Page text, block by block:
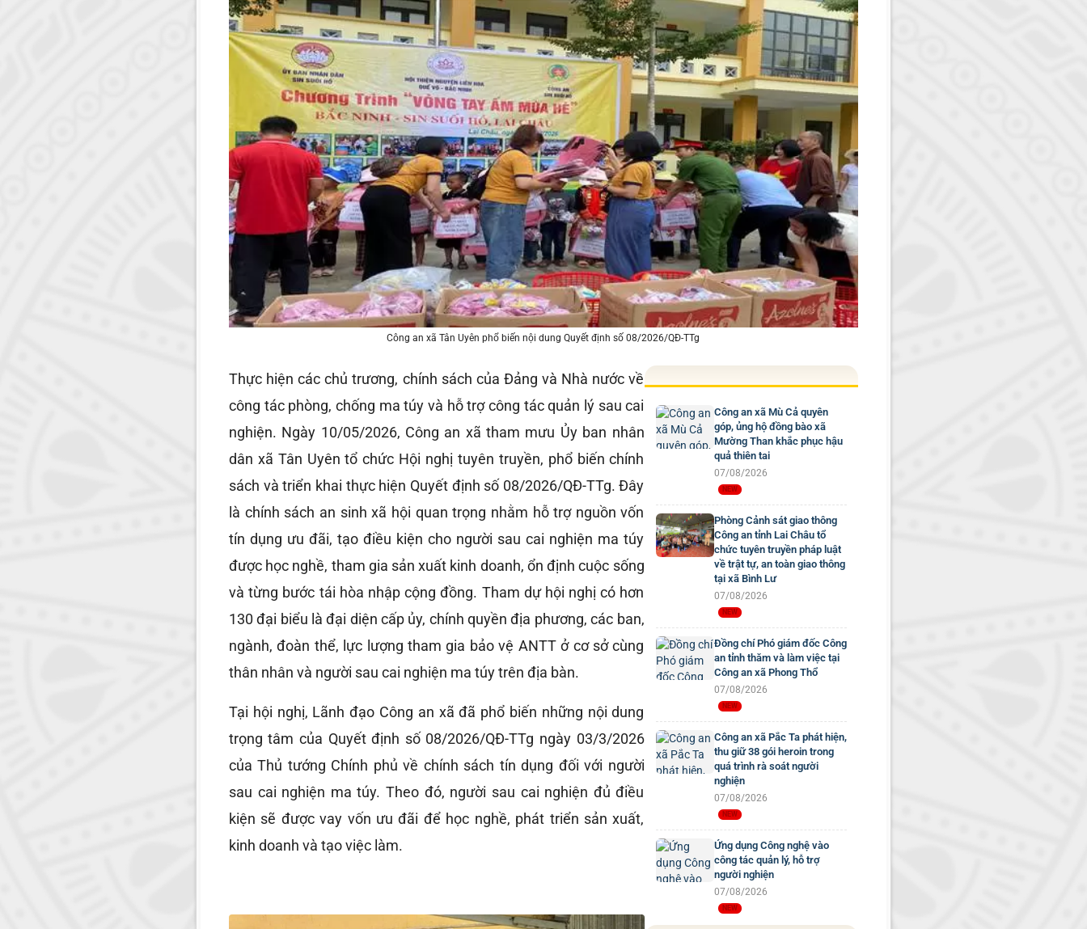
Công an xã Tân Uyên phổ biến nội dung Quyết định số 08/2026/QĐ-TTg
Thực hiện các chủ trương, chính sách của Đảng và Nhà nước về
công tác phòng, chống ma túy và hỗ trợ công tác quản lý sau cai
nghiện. Ngày 10/05/2026, Công an xã tham mưu Ủy ban nhân
dân xã Tân Uyên tổ chức Hội nghị tuyên truyền, phổ biến chính
sách và triển khai thực hiện Quyết định số 08/2026/QĐ-TTg. Đây
là chính sách an sinh xã hội quan trọng nhằm hỗ trợ nguồn vốn
tín dụng ưu đãi, tạo điều kiện cho người sau cai nghiện ma túy
được học nghề, tham gia sản xuất kinh doanh, ổn định cuộc sống
và từng bước tái hòa nhập cộng đồng. Tham dự hội nghị có hơn
130 đại biểu là đại diện cấp ủy, chính quyền địa phương, các ban,
ngành, đoàn thể, lực lượng tham gia bảo vệ ANTT ở cơ sở cùng
thân nhân và người sau cai nghiện ma túy trên địa bàn.
Tại hội nghị, Lãnh đạo Công an xã đã phổ biến những nội dung
trọng tâm của Quyết định số 08/2026/QĐ-TTg ngày 03/3/2026
của Thủ tướng Chính phủ về chính sách tín dụng đối với người
sau cai nghiện ma túy. Theo đó, người sau cai nghiện đủ điều
kiện sẽ được vay vốn ưu đãi để học nghề, phát triển sản xuất,
kinh doanh và tạo việc làm.
Công an xã Mù Cả quyên
góp, ủng hộ đồng bào xã
Mường Than khắc phục hậu
quả thiên tai
07/08/2026
Phòng Cảnh sát giao thông
Công an tỉnh Lai Châu tổ
chức tuyên truyền pháp luật
về trật tự, an toàn giao thông
tại xã Bình Lư
07/08/2026
Đồng chí Phó giám đốc Công
an tỉnh thăm và làm việc tại
Công an xã Phong Thổ
07/08/2026
Công an xã Pắc Ta phát hiện,
thu giữ 38 gói heroin trong
quá trình rà soát người
nghiện
07/08/2026
Ứng dụng Công nghệ vào
công tác quản lý, hỗ trợ
người nghiện
07/08/2026